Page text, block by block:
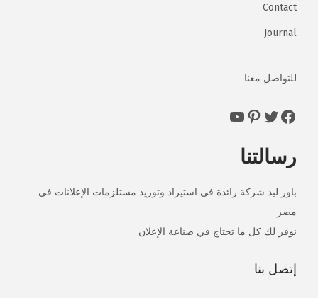
Contact
Journal
للتواصل معنا
https://www.facebook.com/powerled147
https://www.facebook.com/powerled147
https://www.facebook.com/powerled147
https://www.facebook.com/powerled147
رسالتنا
باور ليد شركة رائدة في استيراد وتوريد مستلزمات الإعلانات في
مصر
نوفر لك كل ما تحتاج في صناعة الإعلان
إتصل بنا